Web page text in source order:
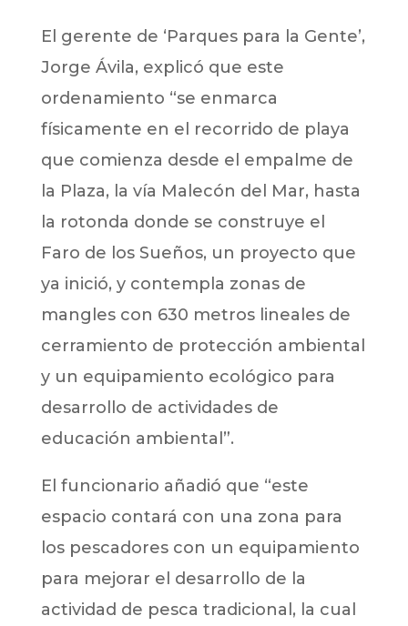
El gerente de ‘Parques para la Gente’,
Jorge Ávila, explicó que este
ordenamiento “se enmarca
físicamente en el recorrido de playa
que comienza desde el empalme de
la Plaza, la vía Malecón del Mar, hasta
la rotonda donde se construye el
Faro de los Sueños, un proyecto que
ya inició, y contempla zonas de
mangles con 630 metros lineales de
cerramiento de protección ambiental
y un equipamiento ecológico para
desarrollo de actividades de
educación ambiental”.
El funcionario añadió que “este
espacio contará con una zona para
los pescadores con un equipamiento
para mejorar el desarrollo de la
actividad de pesca tradicional, la cual